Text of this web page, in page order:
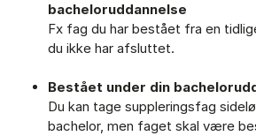
bacheloruddannelse
Fx fag du har bestået fra en
du ikke har afsluttet.
Bestået under din
Du kan tage suppleringsfag
bachelor, men faget skal være